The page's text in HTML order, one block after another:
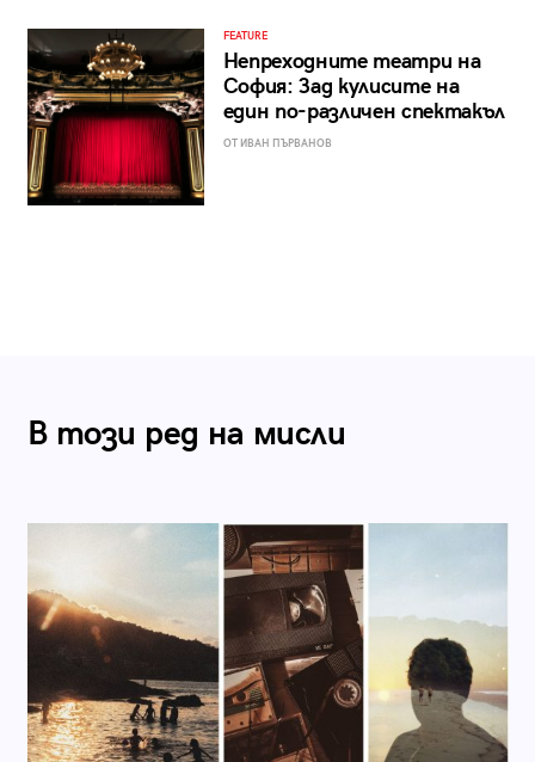
FEATURE
Непреходните театри на
София: Зад кулисите на
един по-различен спектакъл
ОТ ИВАН ПЪРВАНОВ
В този ред на мисли